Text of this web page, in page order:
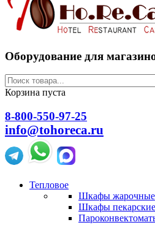
Оборудование для
Корзина пуста
8-800-550-97-25
info@tohoreca.ru
Тепловое
Шкафы жарочные
Шкафы пекарские